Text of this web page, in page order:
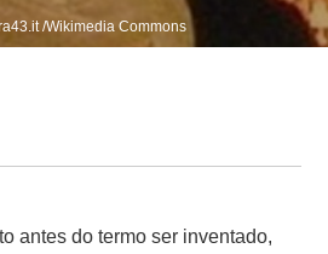
/Wikimedia Commons
antes do termo ser inventado,